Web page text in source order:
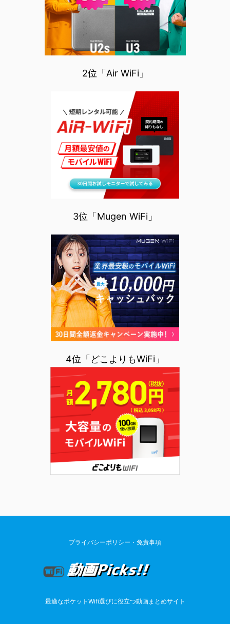
2位「Air WiFi」
3位「Mugen WiFi」
4位「どこよりもWiFi」
プライバシーポリシー・免責事項
最適なポケットWifi選びに役立つ動画まとめサイト